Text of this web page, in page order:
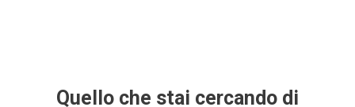
Quello che stai cercando di